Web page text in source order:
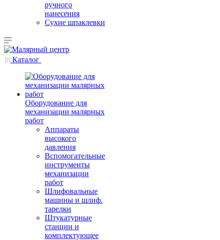
ручного
нанесения
Сухие шпаклевки
Каталог
Оборудование для
механизации малярных
работ
Аппараты
высокого
давления
Вспомогательные
инструменты
механизации
работ
Шлифовальные
машины и шлиф.
тарелки
Штукатурные
станции и
комплектующее